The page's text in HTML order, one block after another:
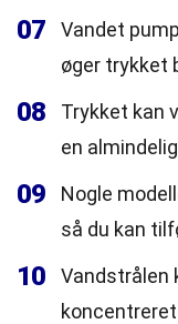
07
Vandet
øger trykket
08
Trykket kan
en
09
Nogle
så du kan
10
Vandstrålen